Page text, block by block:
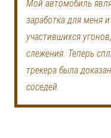
Мой автомобиль
заработка для меня
участившихся
слежения. Теперь
трекера была
соседей.